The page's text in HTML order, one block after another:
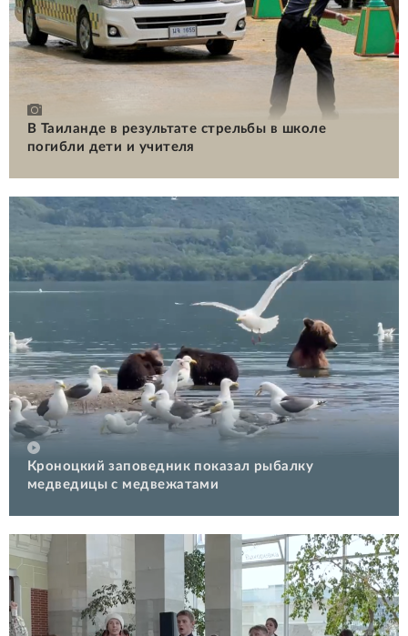
В Таиланде в результате стрельбы в школе
погибли дети и учителя
Кроноцкий заповедник показал рыбалку
медведицы с медвежатами